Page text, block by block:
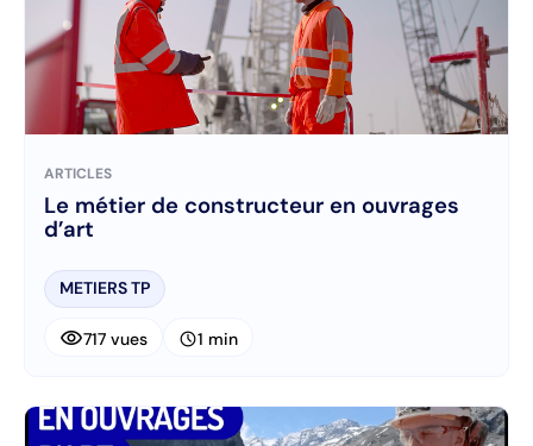
ARTICLES
Le métier de constructeur en ouvrages
d’art
METIERS TP
visibility717 vues schedule1 min